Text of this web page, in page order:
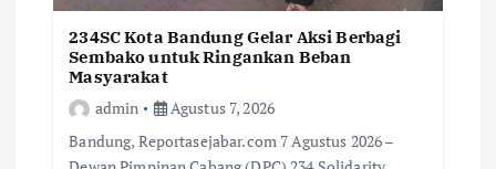
234SC Kota Bandung Gelar Aksi Berbagi
Sembako untuk Ringankan Beban
Masyarakat
admin
Agustus 7, 2026
Bandung, Reportasejabar.com 7 Agustus 2026 –